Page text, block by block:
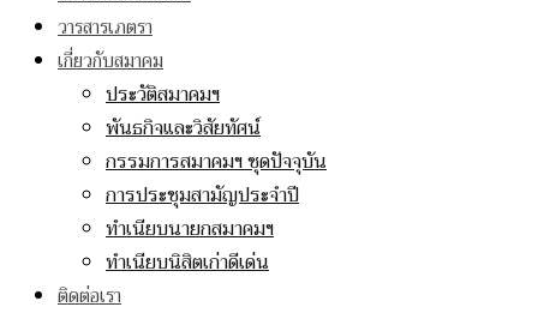
วารสารเภตรา
เกี่ยวกับสมาคม
ประวัติสมาคมฯ
พันธกิจและวิสัยทัศน์
กรรมการสมาคมฯ ชุดปัจจุบัน
การประชุมสามัญประจำปี
ทำเนียบนายกสมาคมฯ
ทำเนียบนิสิตเก่าดีเด่น
ติดต่อเรา